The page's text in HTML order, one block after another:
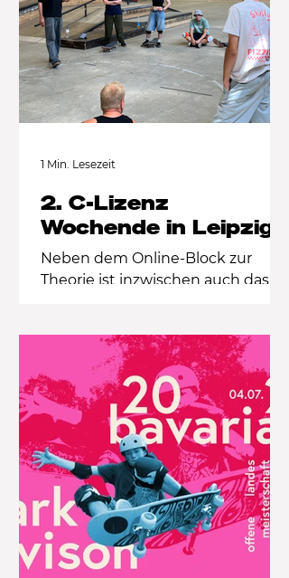
2. C-Lizenz
Wochende in Leipzig
Neben dem Online-Block zur
Theorie ist inzwischen auch das
über die Bühne gegangen. Mit
dabei war Gerdo Freudenberg, der
an seiner Schule selbst
Skateboarding unterrichtet und
die Praxiseinheiten mit viel
pädagogischem und
methodischem Know-how
begleitet hat. Im Mittelpunkt
standen neben
Bewegungsvorstellung und -
korrektur, vor allem die
1 Min. Lesezeit